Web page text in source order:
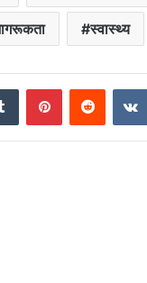
स्वास्थ्य
Tumblr PinterestReddit